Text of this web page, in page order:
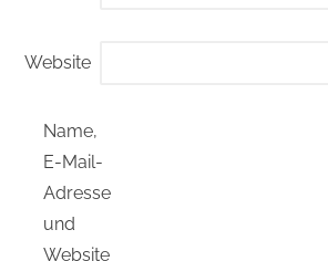
Website
Name,
E-Mail-
Adresse
und
Website